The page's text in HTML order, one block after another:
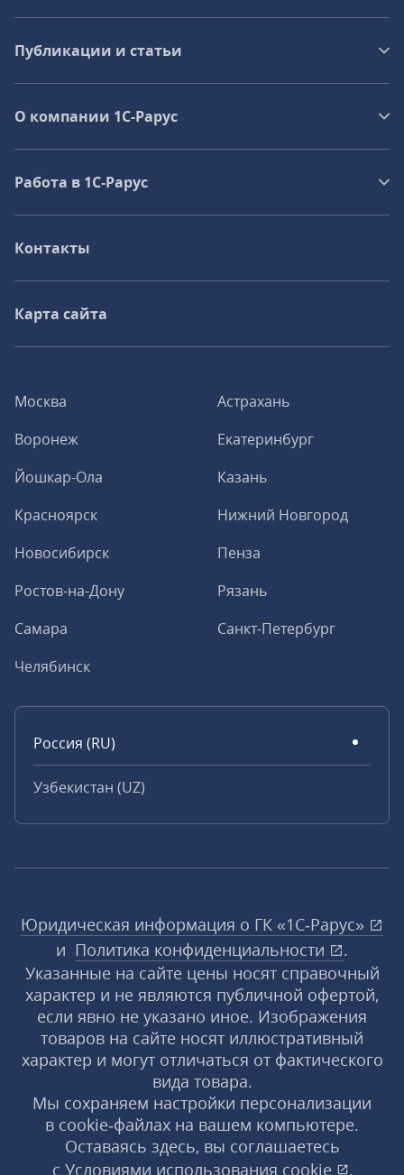
Москва
Астрахань
Воронеж
Екатеринбург
Йошкар-Ола
Казань
Красноярск
Нижний Новгород
Новосибирск
Пенза
Ростов-на-Дону
Рязань
Самара
Санкт-Петербург
Челябинск
Россия (RU)
Узбекистан (UZ)
Публикации и статьи
О компании 1C-Рарус
Работа в 1С‑Рарус
Контакты
Карта сайта
Юридическая информация о ГК «1С‑Рарус»
и Политика конфиденциальности
.
Указанные на сайте цены носят справочный
характер и не являются публичной офертой,
если явно не указано иное. Изображения
товаров на сайте носят иллюстративный
характер и могут отличаться от фактического
вида товара.
Мы сохраняем настройки персонализации
в cookie‑файлах на вашем компьютере.
Оставаясь здесь, вы соглашаетесь
с Условиями использования cookie ,